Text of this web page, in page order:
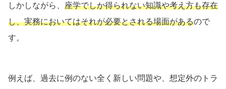
しかしながら、 座学でしか得られない知識や考え方も存在
し、実務においてはそれが必要とされる場面があるので
す。
例えば、過去に例のない全く新しい問題や、想定外のトラ